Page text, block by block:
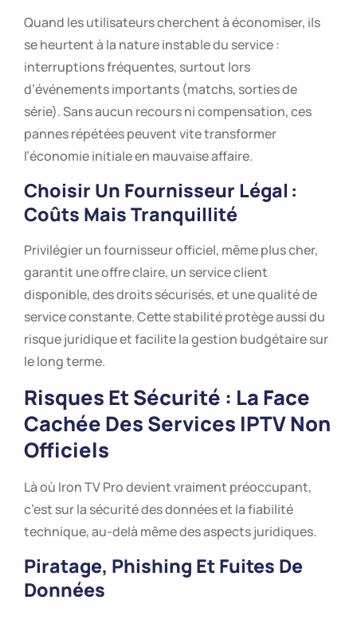
Quand les utilisateurs cherchent à économiser, ils
se heurtent à la nature instable du service :
interruptions fréquentes, surtout lors
d’événements importants (matchs, sorties de
série). Sans aucun recours ni compensation, ces
pannes répétées peuvent vite transformer
l’économie initiale en mauvaise affaire.
Choisir Un Fournisseur Légal :
Coûts Mais Tranquillité
Privilégier un fournisseur officiel, même plus cher,
garantit une offre claire, un service client
disponible, des droits sécurisés, et une qualité de
service constante. Cette stabilité protège aussi du
risque juridique et facilite la gestion budgétaire sur
le long terme.
Risques Et Sécurité : La Face
Cachée Des Services IPTV Non
Officiels
Là où Iron TV Pro devient vraiment préoccupant,
c’est sur la sécurité des données et la fiabilité
technique, au-delà même des aspects juridiques.
Piratage, Phishing Et Fuites De
Données